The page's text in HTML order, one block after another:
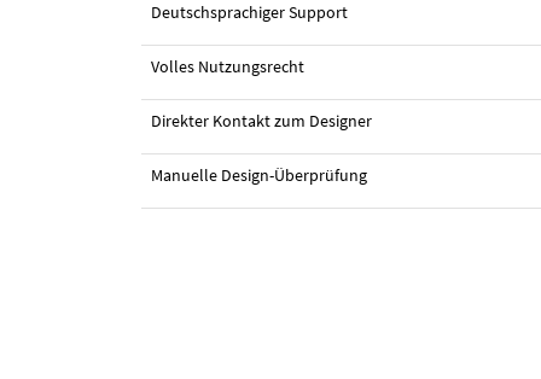
Deutschsprachiger Support
Volles Nutzungsrecht
Direkter Kontakt zum Designer
Manuelle Design-Überprüfung